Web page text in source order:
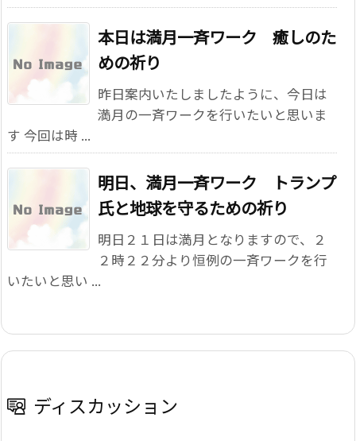
本日は満月一斉ワーク 癒しのた
めの祈り
昨日案内いたしましたように、今日は
満月の一斉ワークを行いたいと思いま
す 今回は時 ...
明日、満月一斉ワーク トランプ
氏と地球を守るための祈り
明日２１日は満月となりますので、２
２時２２分より恒例の一斉ワークを行
いたいと思い ...
ディスカッション